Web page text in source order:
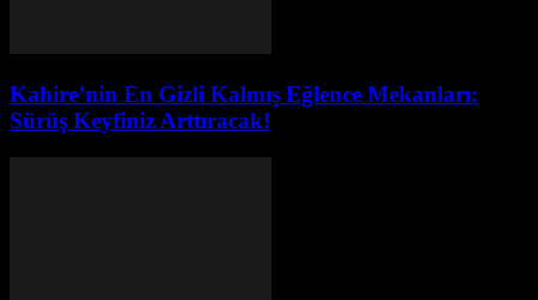
Kahire’nin En Gizli Kalmış Eğlence Mekanları:
Sürüş Keyfiniz Arttıracak!